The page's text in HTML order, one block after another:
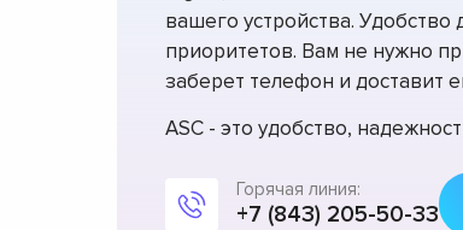
вашего устройства.
приоритетов. Вам не нужно
заберет телефон и доставит
ASC - это удобство,
Горячая линия:
+7 (843) 205-50-33